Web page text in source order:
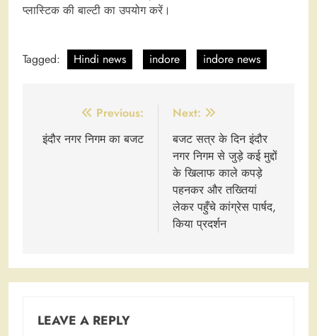
प्लास्टिक की बाल्टी का उपयोग करें।
Tagged: Hindi news indore indore news
navigation
Previous:
इंदौर नगर निगम का बजट
Next:
बजट सत्र के दिन इंदौर
नगर निगम से जुड़े कई मुद्दों
के खिलाफ काले कपड़े
पहनकर और तख्तियां
लेकर पहुँचे कांग्रेस पार्षद,
किया प्रदर्शन
LEAVE A REPLY